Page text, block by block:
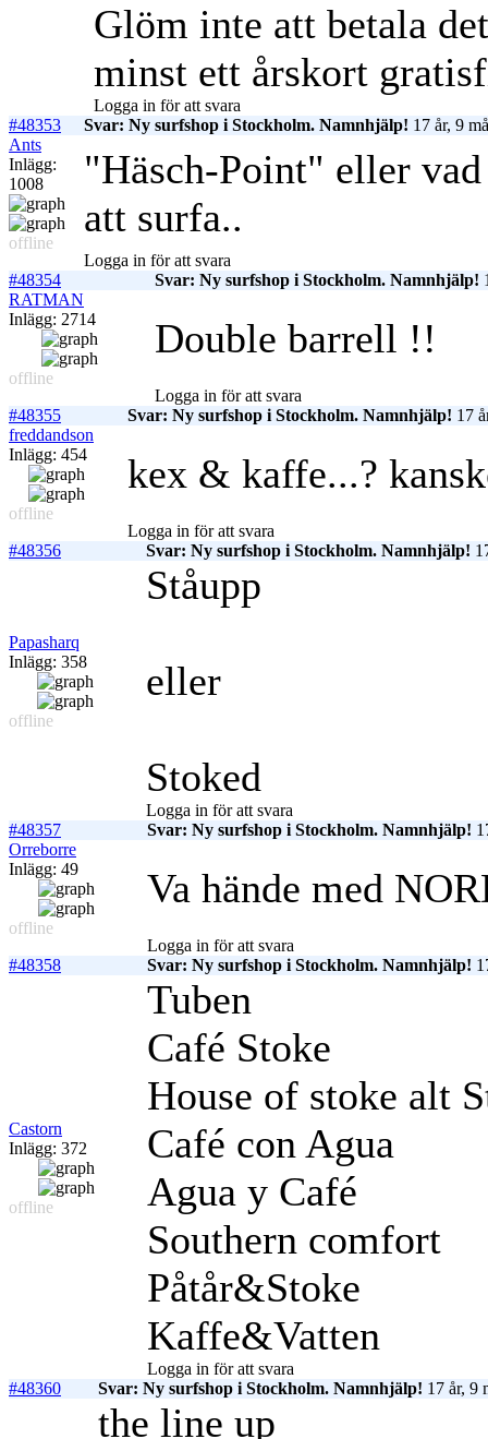
Glöm inte att betala
minst ett årskort
Logga in för att svara
#48353
Svar: Ny surfshop i Stockholm. Namnhjälp! 17 år, 9
Ants
Inlägg:
1008
offline
"Häsch-Point" eller
att surfa..
Logga in för att svara
#48354
Svar: Ny surfshop i Stockholm. Namnhjälp!
RATMAN
Inlägg: 2714
offline
Double barrell !!
Logga in för att svara
#48355
Svar: Ny surfshop i Stockholm. Namnhjälp! 17
freddandson
Inlägg: 454
offline
kex & kaffe...?
Logga in för att svara
#48356
Svar: Ny surfshop i Stockholm. Namnhjälp!
Papasharq
Inlägg: 358
offline
Ståupp
eller
Stoked
Logga in för att svara
#48357
Svar: Ny surfshop i Stockholm. Namnhjälp!
Orreborre
Inlägg: 49
offline
Va hände med
Logga in för att svara
#48358
Svar: Ny surfshop i Stockholm. Namnhjälp!
Castorn
Inlägg: 372
offline
Tuben
Café Stoke
House of stoke alt
Café con Agua
Agua y Café
Southern comfort
Påtår&Stoke
Kaffe&Vatten
Logga in för att svara
#48360
Svar: Ny surfshop i Stockholm. Namnhjälp! 17 år, 9
the line up